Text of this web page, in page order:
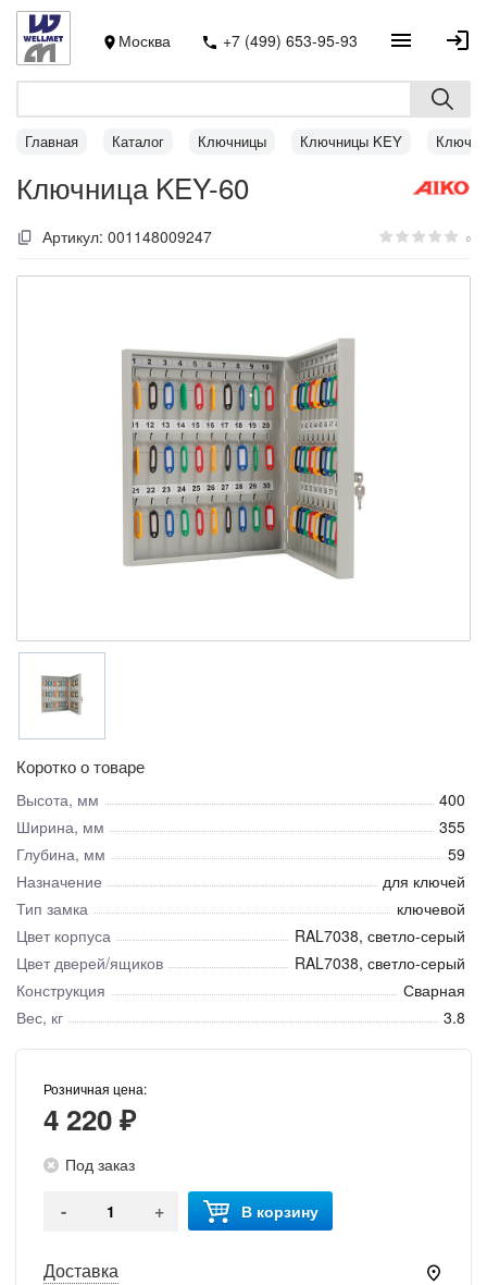
Москва +7 (499) 653-95-93
Главная Каталог Ключницы Ключницы KEY
Ключница KEY-60
Артикул: 001148009247 0
Коротко о товаре
Высота, мм
400
Ширина, мм
355
Глубина, мм
59
Назначение
для ключей
Тип замка
ключевой
Цвет корпуса
RAL7038, светло-серый
Цвет дверей/ящиков
RAL7038, светло-серый
Конструкция
Сварная
Вес, кг
3.8
Розничная цена:
4 220 ₽
Под заказ
- + В корзину
Доставка